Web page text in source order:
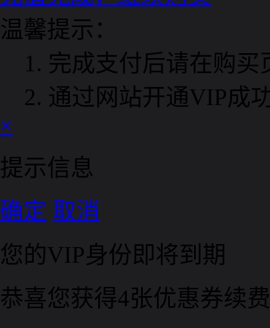
温馨提示：
1. 完成支付后请在购
2. 通过网站开通VIP成
×
提示信息
确定 取消
您的VIP身份即将到期
恭喜您获得4张优惠券续